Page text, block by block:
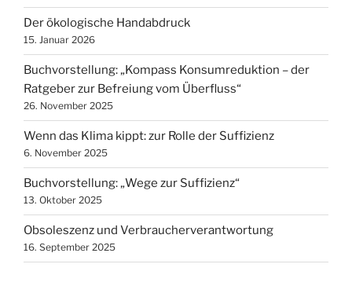
Der ökologische Handabdruck
15. Januar 2026
Buchvorstellung: „Kompass Konsumreduktion – der
Ratgeber zur Befreiung vom Überfluss“
26. November 2025
Wenn das Klima kippt: zur Rolle der Suffizienz
6. November 2025
Buchvorstellung: „Wege zur Suffizienz“
13. Oktober 2025
Obsoleszenz und Verbraucherverantwortung
16. September 2025